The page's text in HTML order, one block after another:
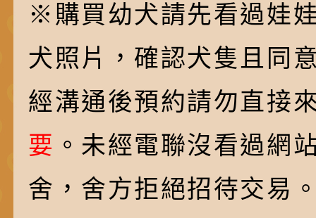
※購買幼犬請先看過娃
犬照片，確認犬隻且同
經溝通後預約請勿直接
要 。未經電聯沒看過網
舍，舍方拒絕招待交易